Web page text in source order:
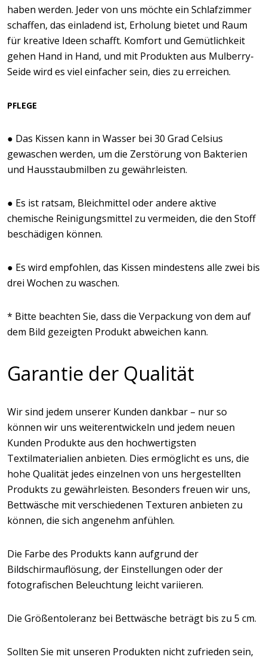
haben werden. Jeder von uns möchte ein Schlafzimmer
schaffen, das einladend ist, Erholung bietet und Raum
für kreative Ideen schafft. Komfort und Gemütlichkeit
gehen Hand in Hand, und mit Produkten aus Mulberry-
Seide wird es viel einfacher sein, dies zu erreichen.
PFLEGE
● Das Kissen kann in Wasser bei 30 Grad Celsius
gewaschen werden, um die Zerstörung von Bakterien
und Hausstaubmilben zu gewährleisten.
● Es ist ratsam, Bleichmittel oder andere aktive
chemische Reinigungsmittel zu vermeiden, die den Stoff
beschädigen können.
● Es wird empfohlen, das Kissen mindestens alle zwei bis
drei Wochen zu waschen.
* Bitte beachten Sie, dass die Verpackung von dem auf
dem Bild gezeigten Produkt abweichen kann.
Garantie der Qualität
Wir sind jedem unserer Kunden dankbar – nur so
können wir uns weiterentwickeln und jedem neuen
Kunden Produkte aus den hochwertigsten
Textilmaterialien anbieten. Dies ermöglicht es uns, die
hohe Qualität jedes einzelnen von uns hergestellten
Produkts zu gewährleisten. Besonders freuen wir uns,
Bettwäsche mit verschiedenen Texturen anbieten zu
können, die sich angenehm anfühlen.
Die Farbe des Produkts kann aufgrund der
Bildschirmauflösung, der Einstellungen oder der
fotografischen Beleuchtung leicht variieren.
Die Größentoleranz bei Bettwäsche beträgt bis zu 5 cm.
Sollten Sie mit unseren Produkten nicht zufrieden sein,